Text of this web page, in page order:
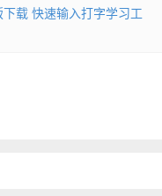
载 快速输入打字学习工